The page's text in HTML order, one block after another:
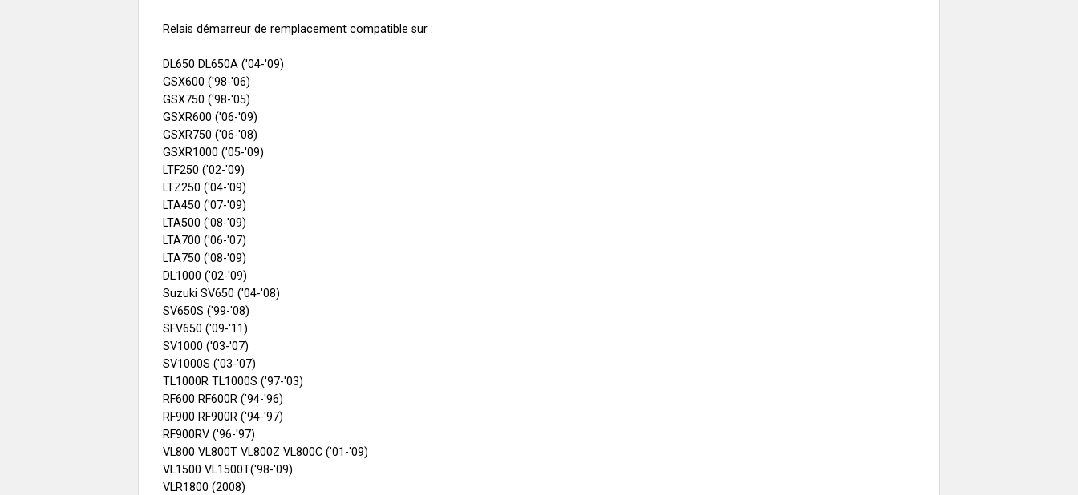
Relais démarreur de remplacement compatible sur :
DL650 DL650A ('04-'09)
GSX600 ('98-'06)
GSX750 ('98-'05)
GSXR600 ('06-'09)
GSXR750 ('06-'08)
GSXR1000 ('05-'09)
LTF250 ('02-'09)
LTZ250 ('04-'09)
LTA450 ('07-'09)
LTA500 ('08-'09)
LTA700 ('06-'07)
LTA750 ('08-'09)
DL1000 ('02-'09)
Suzuki SV650 ('04-'08)
SV650S ('99-'08)
SFV650 ('09-'11)
SV1000 ('03-'07)
SV1000S ('03-'07)
TL1000R TL1000S ('97-'03)
RF600 RF600R ('94-'96)
RF900 RF900R ('94-'97)
RF900RV ('96-'97)
VL800 VL800T VL800Z VL800C ('01-'09)
VL1500 VL1500T('98-'09)
VLR1800 (2008)